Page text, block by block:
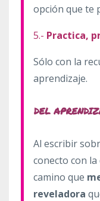
opción que te
5.- Practica,
Sólo con la
aprendizaje.
Al escribir
conecto con
camino que
reveladora